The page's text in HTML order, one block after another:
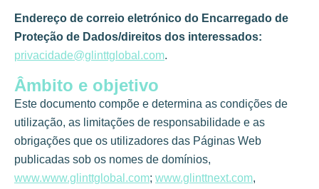
Endereço de correio eletrónico do Encarregado de
Proteção de Dados/direitos dos interessados:
privacidade@glinttglobal.com.
Âmbito e objetivo
Este documento compõe e determina as condições de
utilização, as limitações de responsabilidade e as
obrigações que os utilizadores das Páginas Web
publicadas sob os nomes de domínios,
www.www.glinttglobal.com; www.glinttnext.com,